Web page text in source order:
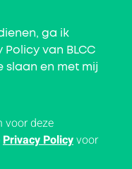
ga ik
van BLCC
slaan en met mij
voor deze
Privacy Policyvoor